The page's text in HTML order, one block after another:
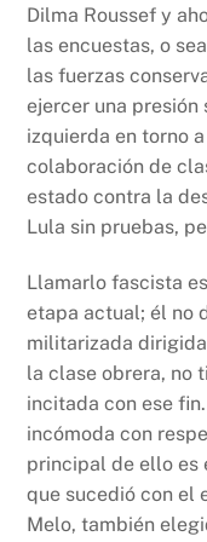
Dilma Roussef y
las encuestas, o
las fuerzas
ejercer una presión
izquierda en torno
colaboración de
estado contra la
Lula sin pruebas,
Llamarlo fascista
etapa actual; él no
militarizada
la clase obrera, no
incitada con ese
incómoda con
principal de ello es
que sucedió con el
Melo, también